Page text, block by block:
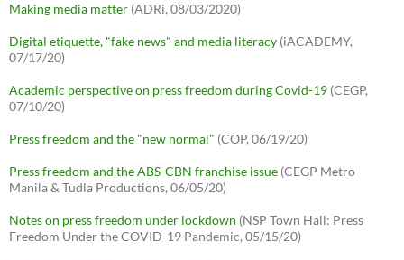
Making media matter (ADRi, 08/03/2020)
Digital etiquette, "fake news" and media literacy (iACADEMY,
07/17/20)
Academic perspective on press freedom during Covid-19 (CEGP,
07/10/20)
Press freedom and the "new normal" (COP, 06/19/20)
Press freedom and the ABS-CBN franchise issue (CEGP Metro
Manila & Tudla Productions, 06/05/20)
Notes on press freedom under lockdown (NSP Town Hall: Press
Freedom Under the COVID-19 Pandemic, 05/15/20)